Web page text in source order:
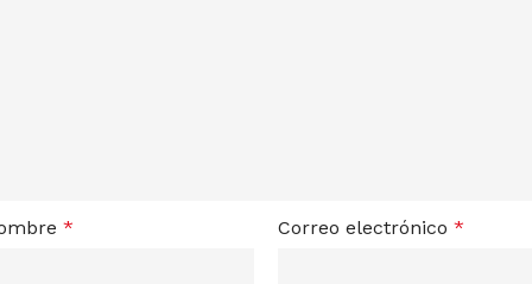
* Correo electrónico *